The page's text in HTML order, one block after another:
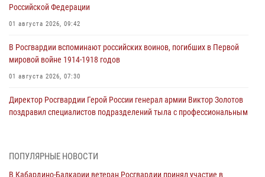
Российской Федерации
01 августа 2026, 09:42
В Росгвардии вспоминают российских воинов, погибших в Первой
мировой войне 1914-1918 годов
01 августа 2026, 07:30
Директор Росгвардии Герой России генерал армии Виктор Золотов
поздравил специалистов подразделений тыла с профессиональным
ПОПУЛЯРНЫЕ НОВОСТИ
В Кабардино-Балкарии ветеран Росгвардии принял участие в